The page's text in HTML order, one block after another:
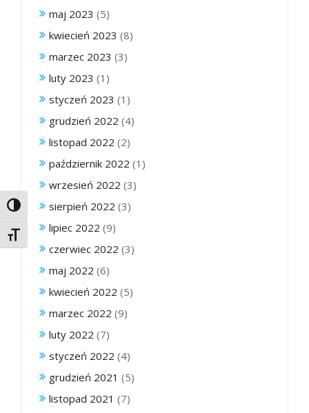
Toggle High Contrast
Toggle Font size
maj 2023 (5)
kwiecień 2023 (8)
marzec 2023 (3)
luty 2023 (1)
styczeń 2023 (1)
grudzień 2022 (4)
listopad 2022 (2)
październik 2022 (1)
wrzesień 2022 (3)
sierpień 2022 (3)
lipiec 2022 (9)
czerwiec 2022 (3)
maj 2022 (6)
kwiecień 2022 (5)
marzec 2022 (9)
luty 2022 (7)
styczeń 2022 (4)
grudzień 2021 (5)
listopad 2021 (7)